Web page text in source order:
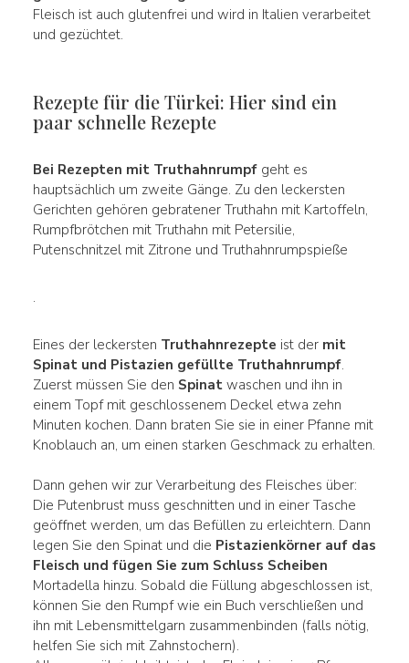
Fleisch ist auch glutenfrei und wird in Italien verarbeitet
und gezüchtet.
Rezepte für die Türkei: Hier sind ein
paar schnelle Rezepte
Bei Rezepten mit Truthahnrumpfgeht es
hauptsächlich um zweite Gänge. Zu den leckersten
Gerichten gehören gebratener Truthahn mit Kartoffeln,
Rumpfbrötchen mit Truthahn mit Petersilie,
Putenschnitzel mit Zitrone und Truthahnrumpspieße
.
Eines der leckersten Truthahnrezepte ist der mit
Spinat und Pistazien gefüllte Truthahnrumpf.
Zuerst müssen Sie den Spinatwaschen und ihn in
einem Topf mit geschlossenem Deckel etwa zehn
Minuten kochen. Dann braten Sie sie in einer Pfanne mit
Knoblauch an, um einen starken Geschmack zu erhalten.
Dann gehen wir zur Verarbeitung des Fleisches über:
Die Putenbrust muss geschnitten und in einer Tasche
geöffnet werden, um das Befüllen zu erleichtern. Dann
legen Sie den Spinat und die Pistazienkörner auf das
Fleisch und fügen Sie zum Schluss Scheiben
Mortadella hinzu. Sobald die Füllung abgeschlossen ist,
können Sie den Rumpf wie ein Buch verschließen und
ihn mit Lebensmittelgarn zusammenbinden (falls nötig,
helfen Sie sich mit Zahnstochern).